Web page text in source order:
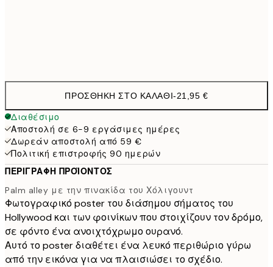
ΠΡΟΣΘΉΚΗ ΣΤΟ ΚΑΛΆΘΙ-21,95 €
Διαθέσιμο
Αποστολή σε 6-9 εργάσιμες ημέρες
Δωρεάν αποστολή από 59 €
Πολιτική επιστροφής 90 ημερών
ΠΕΡΙΓΡΑΦΉ ΠΡΟΪΌΝΤΟΣ
Palm alley με την πινακίδα του Χόλιγουντ
Φωτογραφικό poster του διάσημου σήματος του
Hollywood και των φοινίκων που στοιχίζουν τον δρόμο,
σε φόντο ένα ανοιχτόχρωμο ουρανό.
Αυτό το poster διαθέτει ένα λευκό περιθώριο γύρω
από την εικόνα για να πλαισιώσει το σχέδιο.